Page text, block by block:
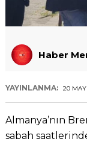
Haber
YAYINLANMA: 20
Almanya’nın
sabah